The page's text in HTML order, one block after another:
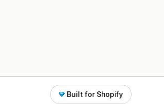
Built for Shopify